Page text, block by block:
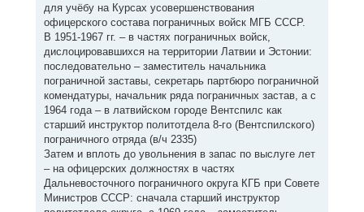
для учёбу на Курсах усовершенствования
офицерского состава пограничных войск МГБ СССР.
В 1951-1967 гг. – в частях пограничных войск,
дислоцировавшихся на территории Латвии и Эстонии:
последовательно – заместитель начальника
пограничной заставы, секретарь партбюро пограничной
комендатуры, начальник ряда пограничных застав, а с
1964 года – в латвийском городе Вентспилс как
старший инструктор политотдела 8-го (Вентспилского)
пограничного отряда (в/ч 2335)
Затем и вплоть до увольнения в запас по выслуге лет
– на офицерских должностях в частях
Дальневосточного пограничного округа КГБ при Совете
Министров СССР: сначала старший инструктор